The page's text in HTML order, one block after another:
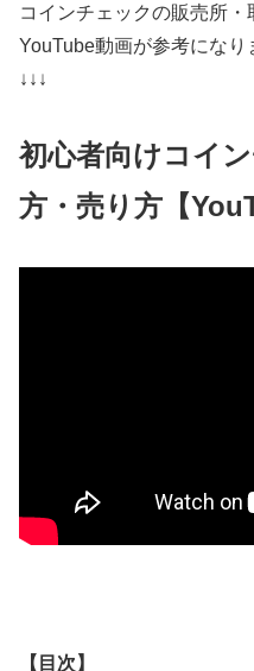
コインチェックの販売所
YouTube動画が参考になり
↓↓↓
初心者向けコイ
方・売り方【
【目次】